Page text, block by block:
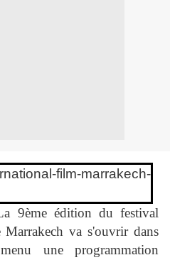
9ème édition du festival
va s'ouvrir dans
une programmation